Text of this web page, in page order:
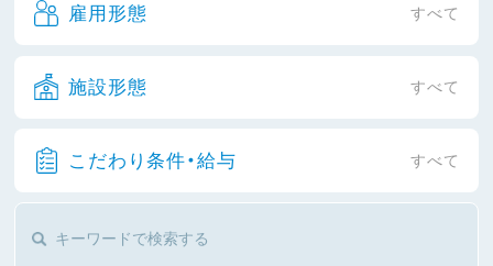
雇用形態 すべて
施設形態 すべて
こだわり条件・給与 すべて